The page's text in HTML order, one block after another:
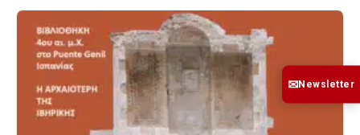
✉Newsletter